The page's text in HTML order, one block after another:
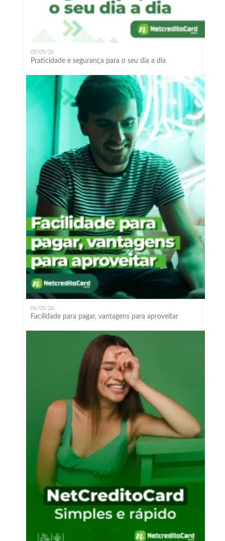
07/05/26
Praticidade e segurança para o seu dia a dia
06/05/26
Facilidade para pagar, vantagens para aproveitar